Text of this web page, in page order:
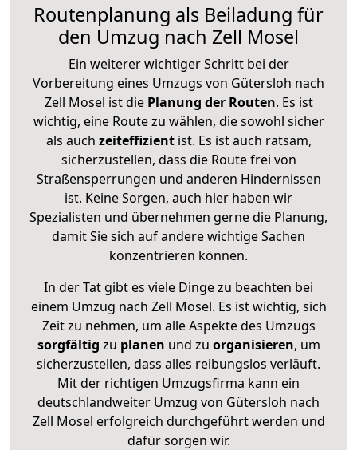
Routenplanung als Beiladung für
den Umzug nach Zell Mosel
Ein weiterer wichtiger Schritt bei der
Vorbereitung eines Umzugs von Gütersloh nach
Zell Mosel ist diePlanung der Routen. Es ist
wichtig, eine Route zu wählen, die sowohl sicher
als auch zeiteffizientist. Es ist auch ratsam,
sicherzustellen, dass die Route frei von
Straßensperrungen und anderen Hindernissen
ist. Keine Sorgen, auch hier haben wir
Spezialisten und übernehmen gerne die Planung,
damit Sie sich auf andere wichtige Sachen
konzentrieren können.
In der Tat gibt es viele Dinge zu beachten bei
einem Umzug nach Zell Mosel. Es ist wichtig, sich
Zeit zu nehmen, um alle Aspekte des Umzugs
sorgfältig zu planen und zu organisieren, um
sicherzustellen, dass alles reibungslos verläuft.
Mit der richtigen Umzugsfirma kann ein
deutschlandweiter Umzug von Gütersloh nach
Zell Mosel erfolgreich durchgeführt werden und
dafür sorgen wir.